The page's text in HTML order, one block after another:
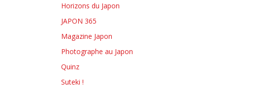
Horizons du Japon
JAPON 365
Magazine Japon
Photographe au Japon
Quinz
Suteki !